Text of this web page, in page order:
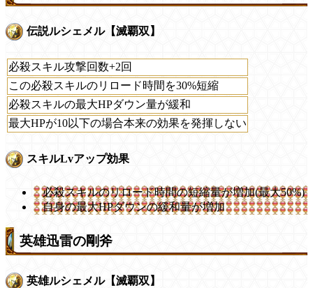
伝説ルシェメル【滅覇双】
必殺スキル攻撃回数+2回
この必殺スキルのリロード時間を30%短縮
必殺スキルの最大HPダウン量が緩和
最大HPが10以下の場合本来の効果を発揮しない
スキルLvアップ効果
必殺スキルのリロード時間の短縮量が増加(最大50%)
自身の最大HPダウンの緩和量が増加
英雄迅雷の剛斧
英雄ルシェメル【滅覇双】